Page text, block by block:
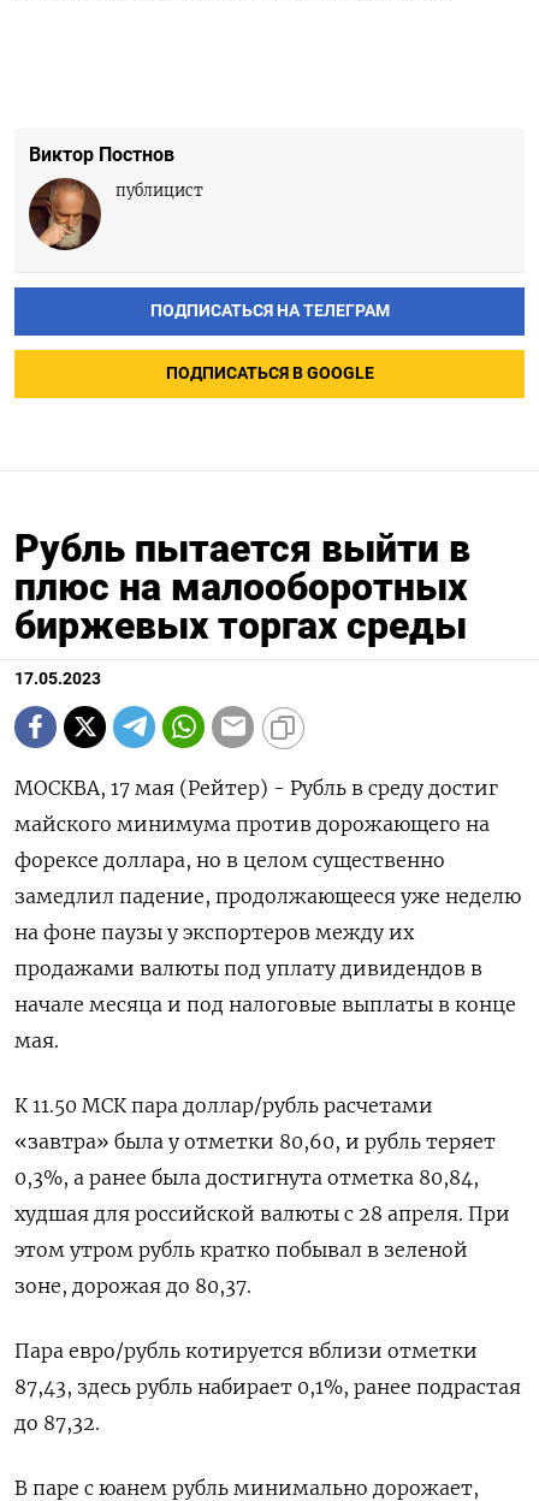
Виктор Постнов
публицист
ПОДПИСАТЬСЯ НА ТЕЛЕГРАМ
ПОДПИСАТЬСЯ В GOOGLE
Рубль пытается выйти в
плюс на малооборотных
биржевых торгах среды
17.05.2023
МОСКВА, 17 мая (Рейтер) - Рубль в среду достиг
майского минимума против дорожающего на
форексе доллара, но в целом существенно
замедлил падение, продолжающееся уже неделю
на фоне паузы у экспортеров между их
продажами валюты под уплату дивидендов в
начале месяца и под налоговые выплаты в конце
мая.
К 11.50 МСК пара доллар/рубль расчетами
«завтра» была у отметки 80,60, и рубль теряет
0,3%, а ранее была достигнута отметка 80,84,
худшая для российской валюты с 28 апреля. При
этом утром рубль кратко побывал в зеленой
зоне, дорожая до 80,37.
Пара евро/рубль котируется вблизи отметки
87,43, здесь рубль набирает 0,1%, ранее подрастая
до 87,32.
В паре с юанем рубль минимально дорожает,